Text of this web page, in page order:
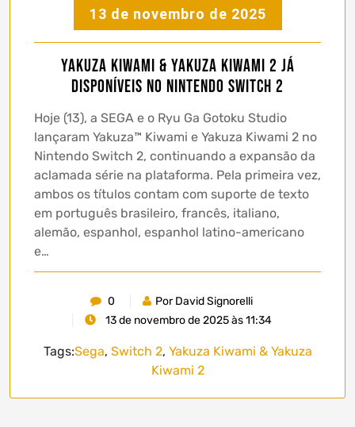
13 de novembro de 2025
Yakuza Kiwami & Yakuza Kiwami 2 já
disponíveis no Nintendo Switch 2
Hoje (13), a SEGA e o Ryu Ga Gotoku Studio
lançaram Yakuza™ Kiwami e Yakuza Kiwami 2 no
Nintendo Switch 2, continuando a expansão da
aclamada série na plataforma. Pela primeira vez,
ambos os títulos contam com suporte de texto
em português brasileiro, francês, italiano,
alemão, espanhol, espanhol latino-americano
e…
0
Por David Signorelli
13 de novembro de 2025 às 11:34
Tags:Sega, Switch 2, Yakuza Kiwami & Yakuza
Kiwami 2